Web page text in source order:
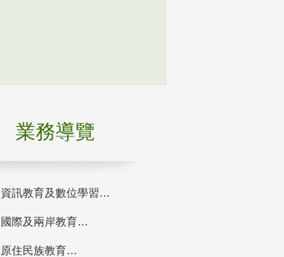
業務導覽
資訊教育及數位學習
國際及兩岸教育
原住民族教育